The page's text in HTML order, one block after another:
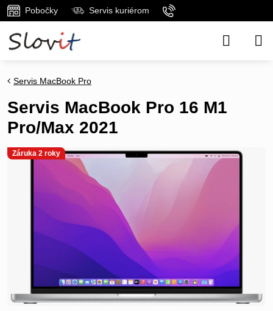
Pobočky Servis kuriérom
Záruka 2 roky
Servis MacBook Pro
Servis MacBook Pro 16 M1
Pro/Max 2021